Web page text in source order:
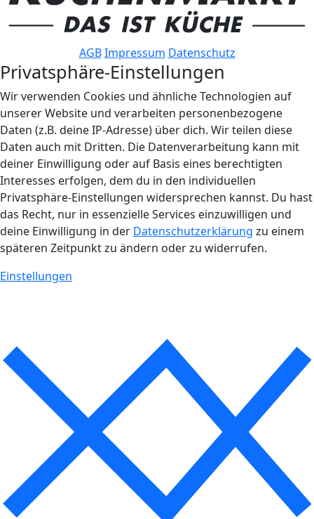
AGB Impressum Datenschutz
Privatsphäre-Einstellungen
Wir verwenden Cookies und ähnliche Technologien auf
unserer Website und verarbeiten personenbezogene
Daten (z.B. deine IP-Adresse) über dich. Wir teilen diese
Daten auch mit Dritten. Die Datenverarbeitung kann mit
deiner Einwilligung oder auf Basis eines berechtigten
Interesses erfolgen, dem du in den individuellen
Privatsphäre-Einstellungen widersprechen kannst. Du hast
das Recht, nur in essenzielle Services einzuwilligen und
deine Einwilligung in der Datenschutzerklärung zu einem
späteren Zeitpunkt zu ändern oder zu widerrufen.
Einstellungen